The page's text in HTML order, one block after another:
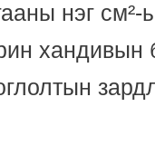
нэг
хандивын